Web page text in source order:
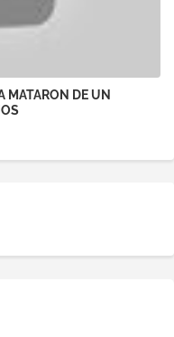
MATARON DE UN